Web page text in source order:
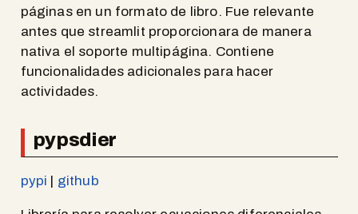
páginas en un formato de libro. Fue relevante
antes que streamlit proporcionara de manera
nativa el soporte multipágina. Contiene
funcionalidades adicionales para hacer
actividades.
pypsdier
pypi github